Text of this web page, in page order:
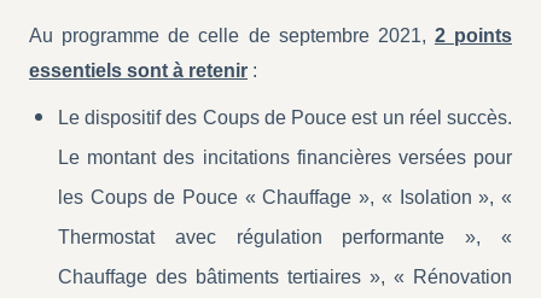
Au programme de celle de septembre 2021, 2 points
essentiels sont à retenir :
Le dispositif des Coups de Pouce est un réel succès.
Le montant des incitations financières versées pour
les Coups de Pouce « Chauffage », « Isolation », «
Thermostat avec régulation performante », «
Chauffage des bâtiments tertiaires », « Rénovation